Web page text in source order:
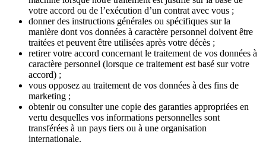
votre accord ou de l’exécution d’un contrat avec vous ;
donner des instructions générales ou spécifiques sur la
manière dont vos données à caractère personnel doivent être
traitées et peuvent être utilisées après votre décès ;
retirer votre accord concernant le traitement de vos données à
caractère personnel (lorsque ce traitement est basé sur votre
accord) ;
vous opposez au traitement de vos données à des fins de
marketing ;
obtenir ou consulter une copie des garanties appropriées en
vertu desquelles vos informations personnelles sont
transférées à un pays tiers ou à une organisation
internationale.